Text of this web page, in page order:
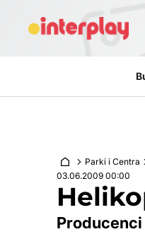
Parki i Centra
03.06.2009 00:00